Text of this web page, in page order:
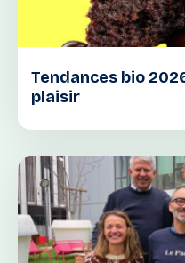
Tendances bio
plaisir